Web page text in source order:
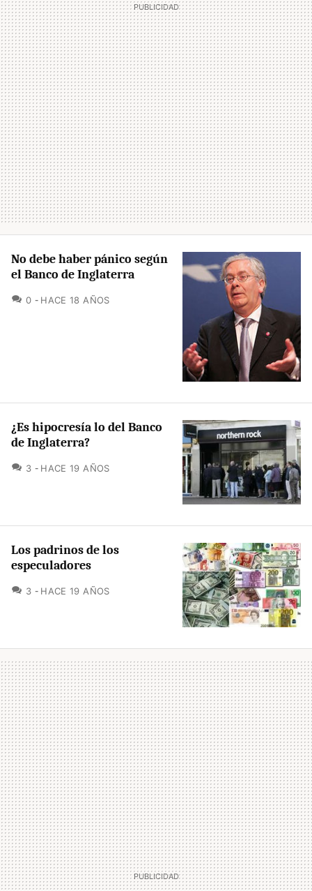
No debe haber pánico según
el Banco de Inglaterra
0 COMENTARIOS
HACE 18 AÑOS
¿Es hipocresía lo del Banco
de Inglaterra?
3 COMENTARIOS
HACE 19 AÑOS
Los padrinos de los
especuladores
3 COMENTARIOS
HACE 19 AÑOS